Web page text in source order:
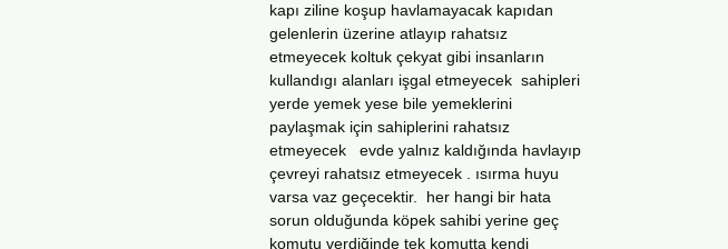
kapı ziline koşup havlamayacak kapıdan
gelenlerin üzerine atlayıp rahatsız
etmeyecek koltuk çekyat gibi insanların
kullandıgı alanları işgal etmeyecek sahipleri
yerde yemek yese bile yemeklerini
paylaşmak için sahiplerini rahatsız
etmeyecek evde yalnız kaldığında havlayıp
çevreyi rahatsız etmeyecek . ısırma huyu
varsa vaz geçecektir. her hangi bir hata
sorun olduğunda köpek sahibi yerine geç
komutu verdiğinde tek komutta kendi